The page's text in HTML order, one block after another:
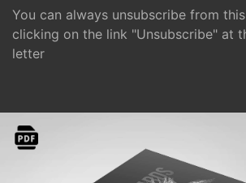
You can always unsubscribe from
clicking on the link "Unsubscribe" at
letter